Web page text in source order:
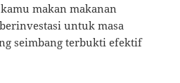
makan makanan
untuk masa
seimbang terbukti efektif